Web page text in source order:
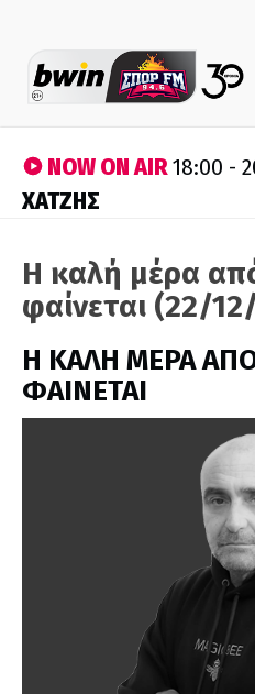
NOW ON AIR18:00 -
ΧΑΤΖΗΣ
Η καλή μέρα
φαίνεται (22/
H ΚΑΛΗ ΜΕΡΑ
ΦΑΙΝΕΤΑΙ